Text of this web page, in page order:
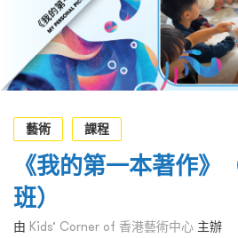
關於撲飛
條款及細則
EN
藝術
課程
《我的第一本著作》
班）
由 Kids’ Corner of 香港藝術中心 主辦